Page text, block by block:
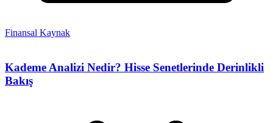
Finansal Kaynak
Kademe Analizi Nedir? Hisse Senetlerinde Derinlikli
Bakış